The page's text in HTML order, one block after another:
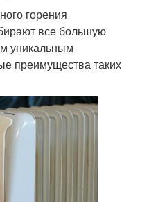
горения
все большую
уникальным
преимущества таких